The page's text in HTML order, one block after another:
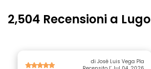
2,504 Recensioni a Lugo
di José Luis Vega Pla